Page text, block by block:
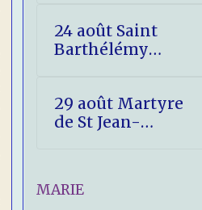
24 août Saint
Barthélémy
29 août Martyre
de St Jean-
MARIE